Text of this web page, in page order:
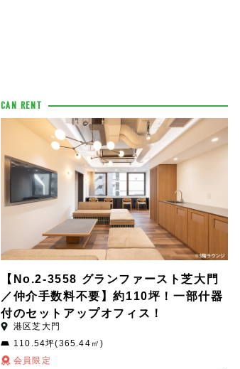
CAN RENT
【No.2-3558 グランファースト芝大門
／仲介手数料不要】約110坪！一部什器
付のセットアップオフィス！
港区芝大門
110.54坪(365.44㎡)
会員限定